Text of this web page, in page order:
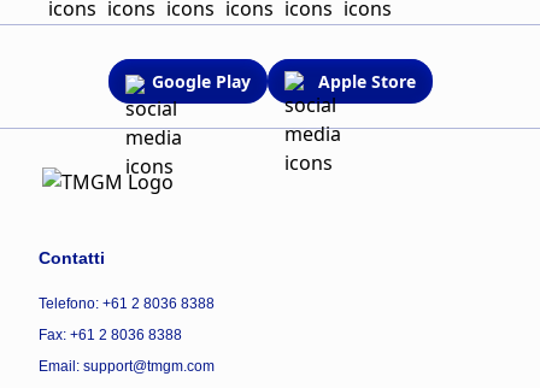
Google Play Apple Store
Contatti
Telefono: +61 2 8036 8388
Fax: +61 2 8036 8388
Email: support@tmgm.com